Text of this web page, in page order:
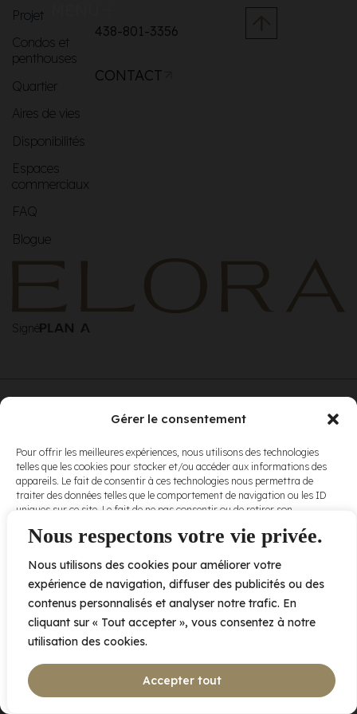
Nous respectons votre vie privée.
Nous utilisons des cookies pour améliorer votre
expérience de navigation, diffuser des publicités ou des
contenus personnalisés et analyser notre trafic. En
cliquant sur « Tout accepter », vous consentez à notre
utilisation des cookies.
Accepter tout
Gérer le consentement
Pour offrir les meilleures expériences, nous utilisons des technologies
telles que les cookies pour stocker et/ou accéder aux informations des
appareils. Le fait de consentir à ces technologies nous permettra de
traiter des données telles que le comportement de navigation ou les ID
uniques sur ce site. Le fait de ne pas consentir ou de retirer son
et fonctions.
Accepter
Refuser
Projet
Condos et
penthouses
Quartier
Aires de vies
Disponibilités
Espaces
commerciaux
FAQ
Blogue
438-801-3356
CONTACT
Signé
conditions
d’utilisationet
nospolitiques
de
confidentialité .
2005 av. de Bois-de-Boulogne, Laval QC H7N 0J7